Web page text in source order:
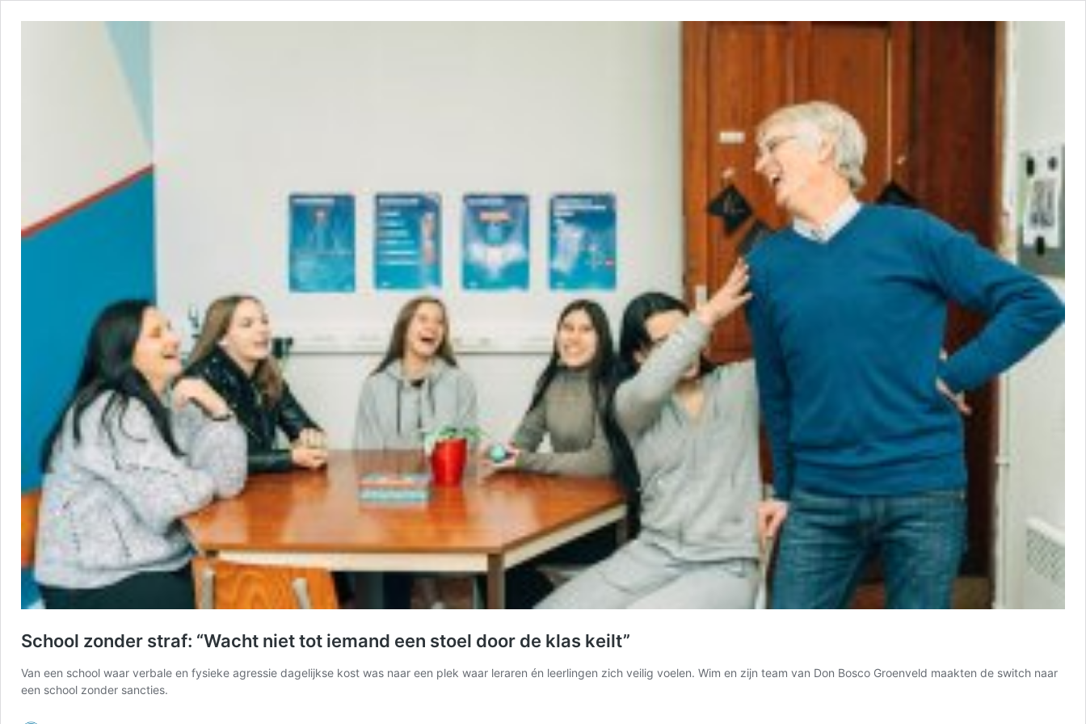
School zonder straf: “Wacht niet tot iemand een stoel door de klas keilt”
Van een school waar verbale en fysieke agressie dagelijkse kost was naar een plek waar leraren én leerlingen zich veilig voelen. Wim en zijn team van Don Bosco Groenveld maakten de switch naar
een school zonder sancties.